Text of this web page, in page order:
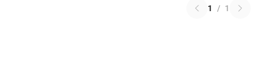
1 / 1